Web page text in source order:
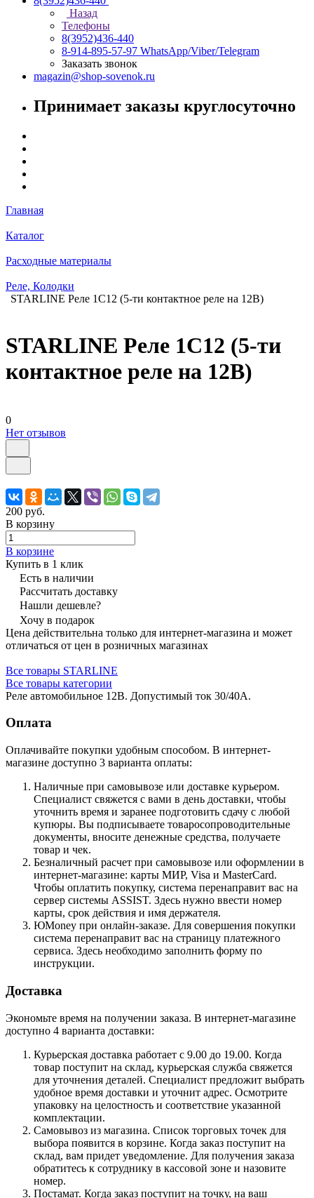
Назад
Телефоны
8(3952)436-440
8-914-895-57-97 WhatsApp/Viber/Telegram
Заказать звонок
magazin@shop-sovenok.ru
Принимает заказы круглосуточно
Главная
Каталог
Расходные материалы
Реле, Колодки
STARLINE Реле 1C12 (5-ти контактное реле на 12В)
STARLINE Реле 1C12 (5-ти
контактное реле на 12В)
0
Нет отзывов
200 руб.
В корзину
В корзине
Купить в 1 клик
Есть в наличии
Рассчитать доставку
Нашли дешевле?
Хочу в подарок
Цена действительна только для интернет-магазина и может
отличаться от цен в розничных магазинах
Все товары STARLINE
Все товары категории
Реле автомобильное 12В. Допустимый ток 30/40А.
Оплата
Оплачивайте покупки удобным способом. В интернет-
магазине доступно 3 варианта оплаты:
Наличные при самовывозе или доставке курьером.
Специалист свяжется с вами в день доставки, чтобы
уточнить время и заранее подготовить сдачу с любой
купюры. Вы подписываете товаросопроводительные
документы, вносите денежные средства, получаете
товар и чек.
Безналичный расчет при самовывозе или оформлении в
интернет-магазине: карты МИР, Visa и MasterCard.
Чтобы оплатить покупку, система перенаправит вас на
сервер системы ASSIST. Здесь нужно ввести номер
карты, срок действия и имя держателя.
ЮMoney при онлайн-заказе. Для совершения покупки
система перенаправит вас на страницу платежного
сервиса. Здесь необходимо заполнить форму по
инструкции.
Доставка
Экономьте время на получении заказа. В интернет-магазине
доступно 4 варианта доставки:
Курьерская доставка работает с 9.00 до 19.00. Когда
товар поступит на склад, курьерская служба свяжется
для уточнения деталей. Специалист предложит выбрать
удобное время доставки и уточнит адрес. Осмотрите
упаковку на целостность и соответствие указанной
комплектации.
Самовывоз из магазина. Список торговых точек для
выбора появится в корзине. Когда заказ поступит на
склад, вам придет уведомление. Для получения заказа
обратитесь к сотруднику в кассовой зоне и назовите
номер.
Постамат. Когда заказ поступит на точку, на ваш